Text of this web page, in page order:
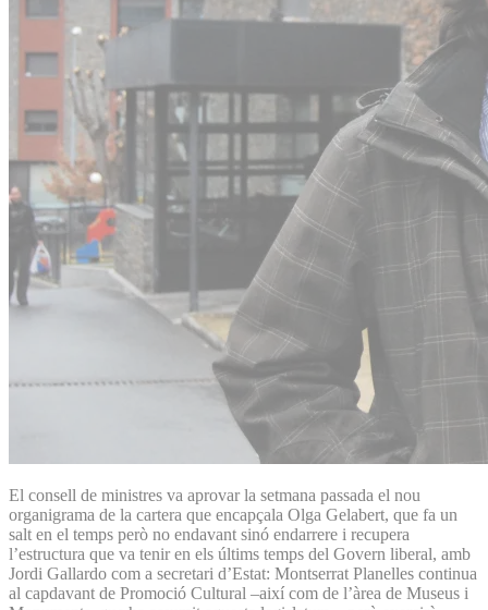
El consell de ministres va aprovar la setmana passada el nou
organigrama de la cartera que encapçala Olga Gelabert, que fa un
salt en el temps però no endavant sinó endarrere i recupera
l’estructura que va tenir en els últims temps del Govern liberal, amb
Jordi Gallardo com a secretari d’Estat: Montserrat Planelles continua
al capdavant de Promoció Cultural –així com de l’àrea de Museus i